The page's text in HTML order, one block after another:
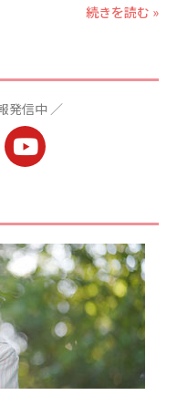
続きを読む »
発信中 ／